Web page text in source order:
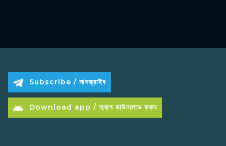
Subscribe / সাবস্ক্রাইব
Download app / অ্যাপ ডাউনলোড করুন